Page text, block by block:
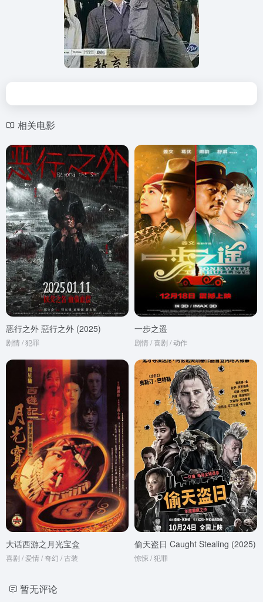
相关电影
恶行之外 惡行之外 (2025)
剧情 / 犯罪
一步之遥
剧情 / 喜剧 / 动作
大话西游之月光宝盒
喜剧 / 爱情 / 奇幻 / 古装
偷天盗日 Caught Stealing (2025)
惊悚 / 犯罪
暂无评论